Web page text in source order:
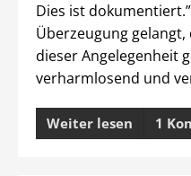
Dies ist
Überzeugung
dieser Angelegenheit
verharmlosend und
Weiter lesen 1